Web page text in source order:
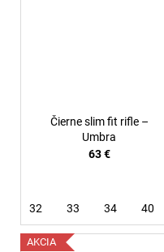
Čierne slim fit rifle –
Umbra
63 €
32 33 34 40
AKCIA